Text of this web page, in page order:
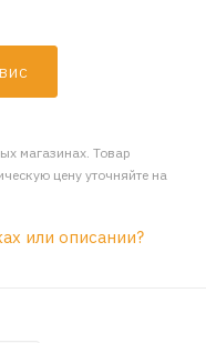
магазинах. Товар
цену уточняйте на
или описании?